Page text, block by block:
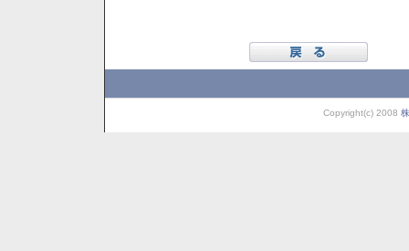
Copyright(c) 2008